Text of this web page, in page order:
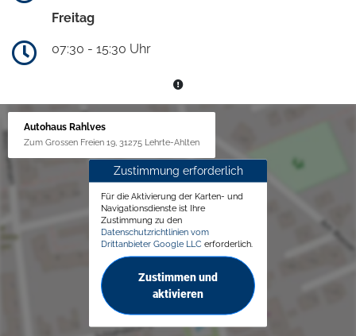
Freitag
07:30 - 15:30 Uhr
Autohaus Rahlves
Zum Grossen Freien 19, 31275 Lehrte-Ahlten
Zustimmung erforderlich
Für die Aktivierung der Karten- und
Navigationsdienste ist Ihre
Zustimmung zu den
Datenschutzrichtlinien vom
Drittanbieter Google LLC erforderlich.
Zustimmen und
aktivieren